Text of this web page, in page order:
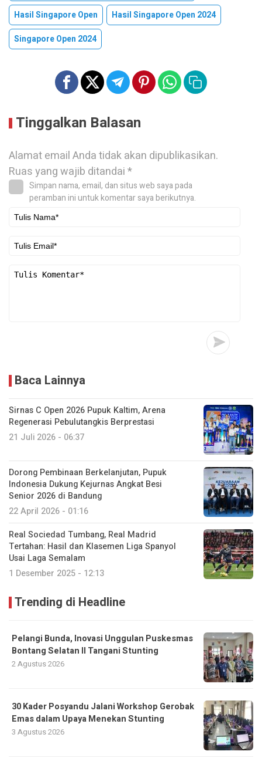
Hasil Singapore Open
Hasil Singapore Open 2024
Singapore Open 2024
Tinggalkan Balasan
Alamat email Anda tidak akan dipublikasikan.
Ruas yang wajib ditandai*
Simpan nama, email, dan situs web saya pada
peramban ini untuk komentar saya berikutnya.
Baca Lainnya
Sirnas C Open 2026 Pupuk Kaltim, Arena
Regenerasi Pebulutangkis Berprestasi
21 Juli 2026 - 06:37
Dorong Pembinaan Berkelanjutan, Pupuk
Indonesia Dukung Kejurnas Angkat Besi
Senior 2026 di Bandung
22 April 2026 - 01:16
Real Sociedad Tumbang, Real Madrid
Tertahan: Hasil dan Klasemen Liga Spanyol
Usai Laga Semalam
1 Desember 2025 - 12:13
Trending di Headline
Pelangi Bunda, Inovasi Unggulan Puskesmas
Bontang Selatan II Tangani Stunting
2 Agustus 2026
30 Kader Posyandu Jalani Workshop Gerobak
Emas dalam Upaya Menekan Stunting
3 Agustus 2026